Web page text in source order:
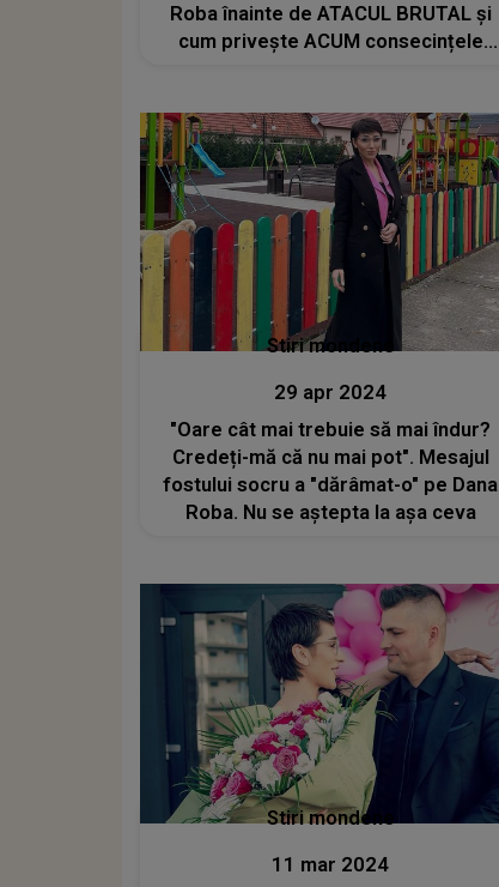
Roba înainte de ATACUL BRUTAL și
cum privește ACUM consecințele
Stiri mondene
29 apr 2024
"Oare cât mai trebuie să mai îndur?
Credeți-mă că nu mai pot". Mesajul
fostului socru a "dărâmat-o" pe Dana
Roba. Nu se aştepta la aşa ceva
Stiri mondene
11 mar 2024